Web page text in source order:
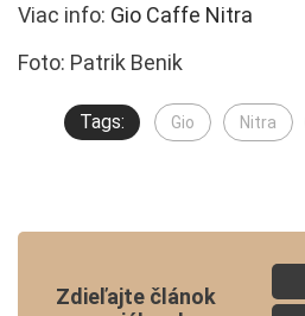
Viac info: Gio Caffe Nitra
Foto: Patrik Benik
Tags: Gio Nitra
Zdieľajte článok